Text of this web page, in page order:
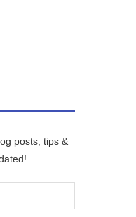
posts, tips &